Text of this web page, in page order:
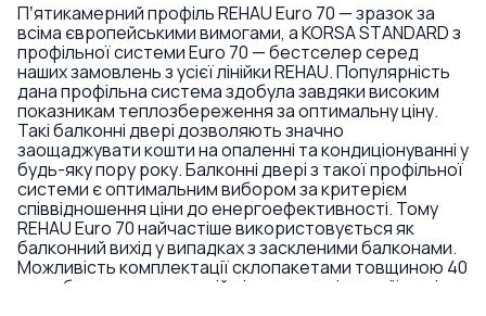
Пʼятикамерний профіль REHAU Euro 70 — зразок за
всіма європейськими вимогами, а KORSA STANDARD з
профільної системи Euro 70 — бестселер серед
наших замовлень з усієї лінійки REHAU. Популярність
дана профільна система здобула завдяки високим
показникам теплозбереження за оптимальну ціну.
Такі балконні двері дозволяють значно
заощаджувати кошти на опаленні та кондиціонуванні у
будь-яку пору року. Балконні двері з такої профільної
системи є оптимальним вибором за критерієм
співвідношення ціни до енергоефективності. Тому
REHAU Euro 70 найчастіше використовується як
балконний вихід у випадках з заскленими балконами.
Можливість комплектації склопакетами товщиною 40
мм забезпечує достатній рівень звукоізоляції, навіть